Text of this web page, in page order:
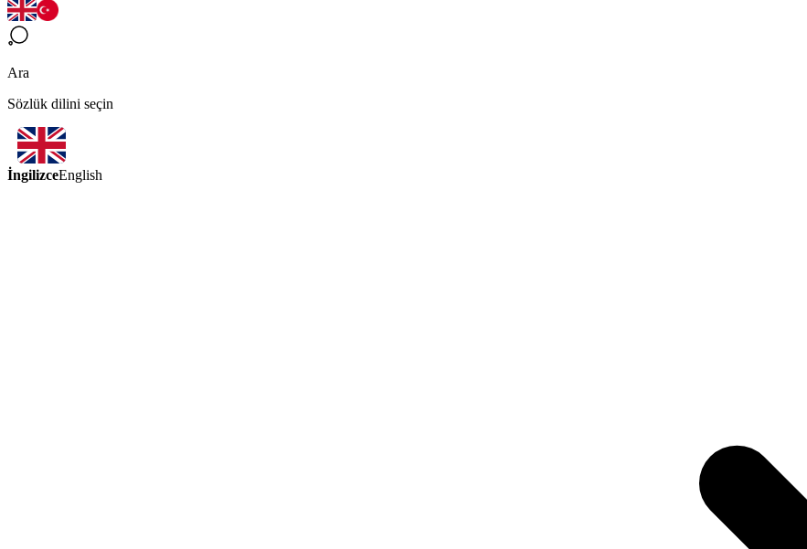
Ara
Sözlük dilini seçin
İngilizceEnglish